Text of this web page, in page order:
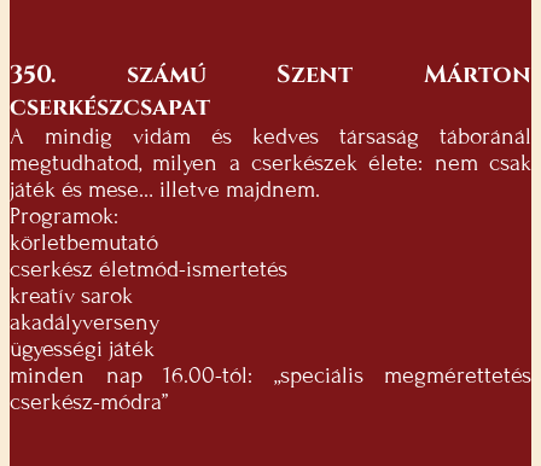
350. számú Szent Márton
cserkészcsapat
A mindig vidám és kedves társaság táboránál
megtudhatod, milyen a cserkészek élete: nem csak
játék és mese… illetve majdnem.
Programok:
körletbemutató
cserkész életmód-ismertetés
kreatív sarok
akadályverseny
ügyességi játék
minden nap 16.00-tól: „speciális megmérettetés
cserkész-módra”